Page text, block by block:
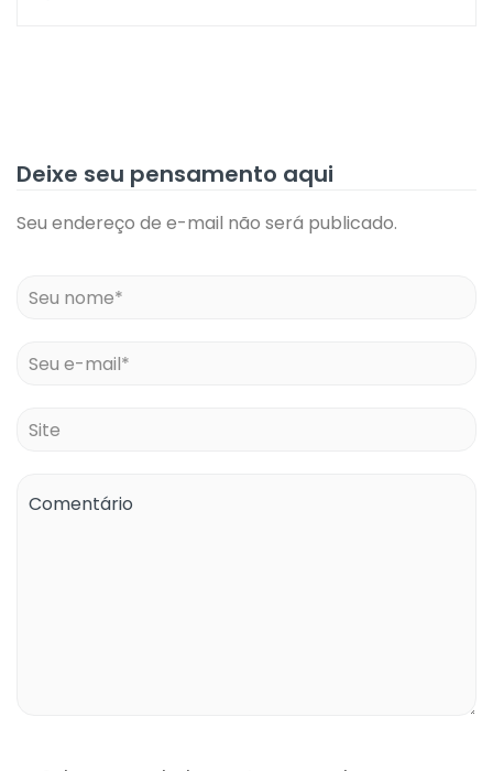
Deixe seu pensamento aqui
Seu endereço de e-mail não será publicado.